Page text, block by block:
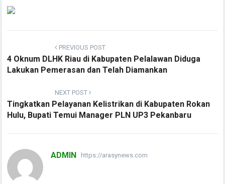
PREVIOUS POST
4 Oknum DLHK Riau di Kabupaten Pelalawan Diduga
Lakukan Pemerasan dan Telah Diamankan
NEXT POST
Tingkatkan Pelayanan Kelistrikan di Kabupaten Rokan
Hulu, Bupati Temui Manager PLN UP3 Pekanbaru
ADMIN https://arasynews.com